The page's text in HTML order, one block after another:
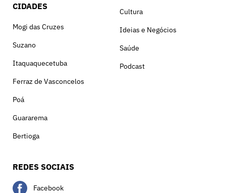
CIDADES
Mogi das Cruzes
Suzano
Itaquaquecetuba
Ferraz de Vasconcelos
Poá
Guararema
Bertioga
Cultura
Ideias e Negócios
Saúde
Podcast
REDES SOCIAIS
Facebook